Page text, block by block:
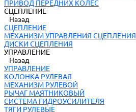
ПРИВОД ПЕРЕДНИХ КОЛЕС
СЦЕПЛЕНИЕ
Назад
СЦЕПЛЕНИЕ
МЕХАНИЗМ УПРАВЛЕНИЯ СЦЕПЛЕНИЯ
ДИСКИ СЦЕПЛЕНИЯ
УПРАВЛЕНИЕ
Назад
УПРАВЛЕНИЕ
КОЛОНКА РУЛЕВАЯ
МЕХАНИЗМ РУЛЕВОЙ
РЫЧАГ МАЯТНИКОВЫЙ
СИСТЕМА ГИДРОУСИЛИТЕЛЯ
ТЯГИ РУЛЕВЫЕ